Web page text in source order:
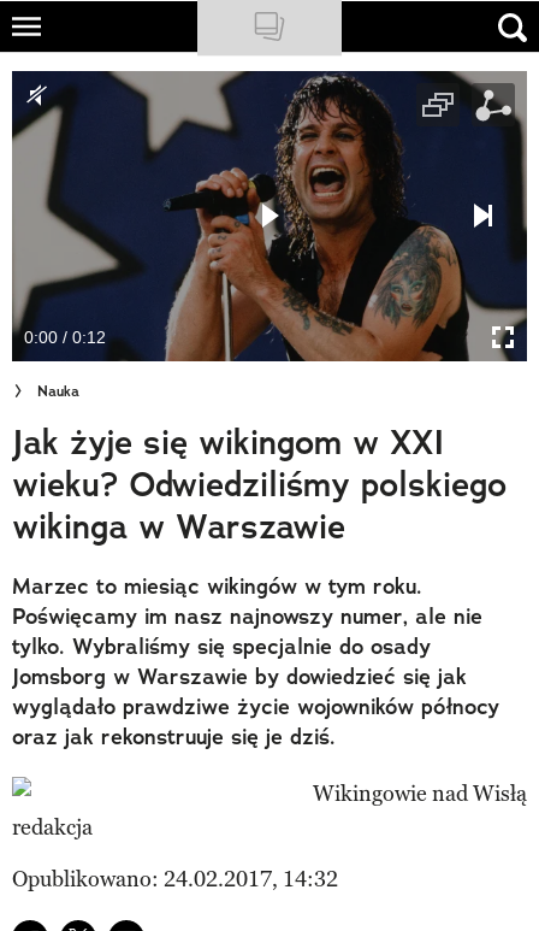
Skip
main
content
NATIONAL GEOGRAPHIC
TRAVELER
PODCASTY
Newsletter
Cuda Polski
Wielki Konkurs Fotograficzny
Trendbook Podróżniczy
Polecane
0:00 / 0:12
Nauka
Jak żyje się wikingom w XXI
wieku? Odwiedziliśmy polskiego
wikinga w Warszawie
Marzec to miesiąc wikingów w tym roku.
Poświęcamy im nasz najnowszy numer, ale nie
tylko. Wybraliśmy się specjalnie do osady
Jomsborg w Warszawie by dowiedzieć się jak
wyglądało prawdziwe życie wojowników północy
oraz jak rekonstruuje się je dziś.
redakcja
Opublikowano: 24.02.2017, 14:32